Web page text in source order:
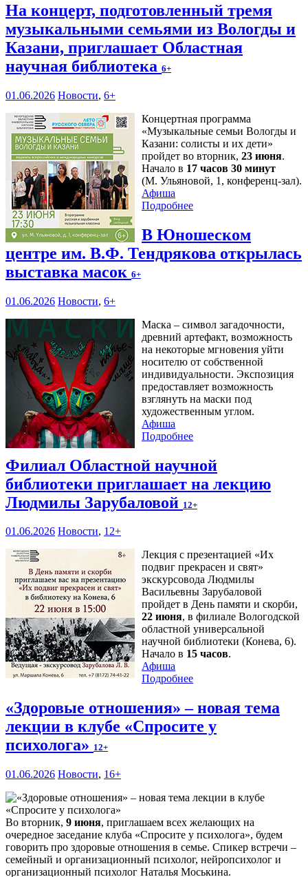
На концерт, подготовленный тремя
музыкальными семьями из Вологды и
Казани, приглашает Областная
научная библиотека 6+
01.06.2026 Новости, 6+
Концертная программа
«Музыкальные семьи Вологды и
Казани: солисты и их дети»
пройдет во вторник, 23 июня.
Начало в 17 часов 30 минут
(М. Ульяновой, 1, конференц-зал).
Афиша
Подробнее
В Юношеском
центре им. В.Ф. Тендрякова открылась
выставка масок 6+
01.06.2026 Новости, 6+
Маска – символ загадочности,
древний артефакт, возможность
на некоторые мгновения уйти
носителю от собственной
индивидуальности. Экспозиция
предоставляет возможность
взглянуть на маски под
художественным углом.
Афиша
Подробнее
Филиал Областной научной
библиотеки приглашает на лекцию
Людмилы Зарубаловой 12+
01.06.2026 Новости, 12+
Лекция с презентацией «Их
подвиг прекрасен и свят»
экскурсовода Людмилы
Васильевны Зарубаловой
пройдет в День памяти и скорби,
22 июня, в филиале Вологодской
областной универсальной
научной библиотеки (Конева, 6).
Начало в 15 часов.
Афиша
Подробнее
«Здоровые отношения» – новая тема
лекции в клубе «Спросите у
психолога» 12+
01.06.2026 Новости, 16+
Во вторник, 9 июня, приглашаем всех желающих на
очередное заседание клуба «Спросите у психолога», будем
говорить про здоровые отношения в семье. Спикер встречи –
семейный и организационный психолог, нейропсихолог и
организационный психолог Наталья Моськина.